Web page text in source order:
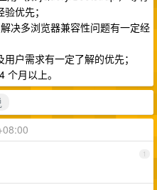
优先；
决多浏览器兼容性问题有一定经
户需求有一定了解的优先；
月以上。
1